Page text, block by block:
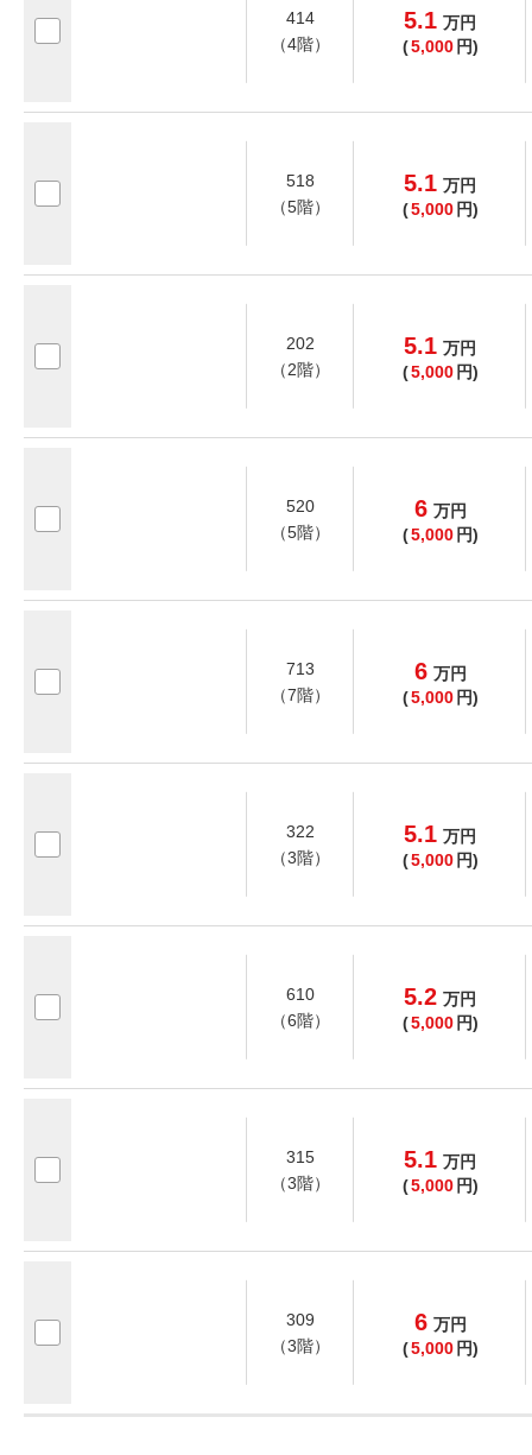
414
（4階）
5.1 万円
(5,000 円)
518
（5階）
5.1 万円
(5,000 円)
202
（2階）
5.1 万円
(5,000 円)
520
（5階）
6 万円
(5,000 円)
713
（7階）
6 万円
(5,000 円)
322
（3階）
5.1 万円
(5,000 円)
610
（6階）
5.2 万円
(5,000 円)
315
（3階）
5.1 万円
(5,000 円)
309
（3階）
6 万円
(5,000 円)